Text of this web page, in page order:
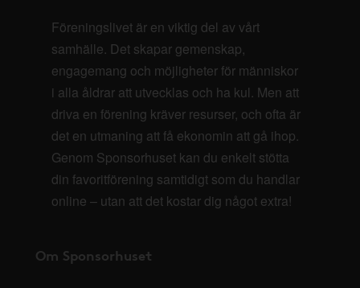
Föreningslivet är en viktig del av vårt
samhälle. Det skapar gemenskap,
engagemang och möjligheter för människor
i alla åldrar att utvecklas och ha kul. Men att
driva en förening kräver resurser, och ofta är
det en utmaning att få ekonomin att gå ihop.
Genom Sponsorhuset kan du enkelt stötta
din favoritförening samtidigt som du handlar
online – utan att det kostar dig något extra!
Om Sponsorhuset